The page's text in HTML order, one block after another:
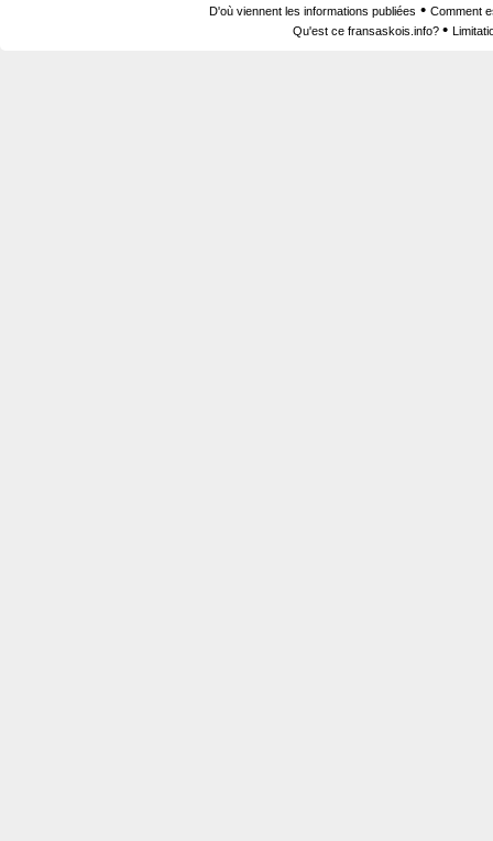
D'où viennent les informations publiées • Comment
Qu'est ce fransaskois.info? •